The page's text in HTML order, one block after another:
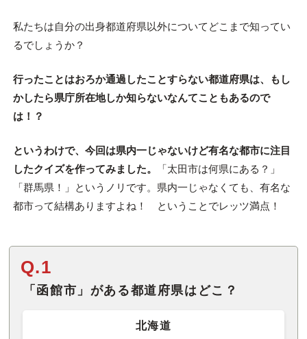
私たちは自分の出身都道府県以外についてどこまで知ってい
るでしょうか？
行ったことはおろか通過したことすらない都道府県は、もし
かしたら県庁所在地しか知らないなんてこともあるので
は！？
というわけで、今回は県内一じゃないけど有名な都市に注目
したクイズを作ってみました。
「太田市は何県にある？」
「群馬県！」というノリです。県内一じゃなくても、有名な
都市って結構ありますよね！ ということでレッツ満点！
Q.1
「函館市」がある都道府県はどこ？
北海道